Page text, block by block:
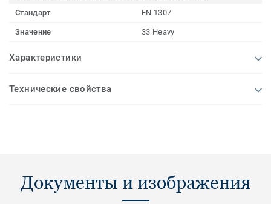
Стандарт
EN 1307
Значение 33 Heavy
Характеристики
Технические свойства
Документы и изображения